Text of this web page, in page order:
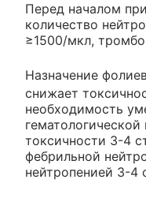
Перед началом
количество
≥1500/мкл,
Назначение
снижает
необходимость
токсичности 3-4
фебрильной
нейтропенией 3-4